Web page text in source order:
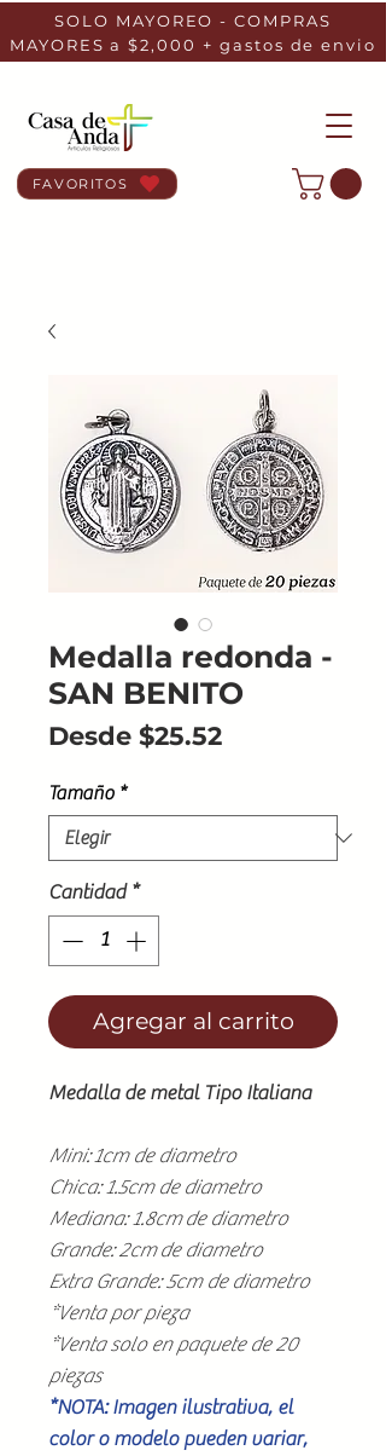
SOLO MAYOREO - COMPRAS
MAYORES a $2,000 + gastos de envio
FAVORITOS
Medalla redonda -
SAN BENITO
Desde $25.52Precio
Tamaño *
Cantidad *
Agregar al carrito
Medalla de metal Tipo Italiana
Mini: 1cm de diametro
Chica: 1.5cm de diametro
Mediana: 1.8cm de diametro
Grande: 2cm de diametro
Extra Grande: 5cm de diametro
*Venta por pieza
*Venta solo en paquete de 20
piezas
*NOTA: Imagen ilustrativa, el
color o modelo pueden variar,